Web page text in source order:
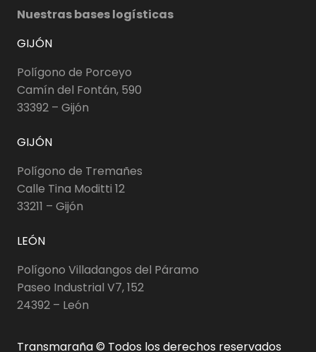
Nuestras bases logísticas
GIJÓN
Polígono de Porceyo
Camín del Fontán, 590
33392 – Gijón
GIJÓN
Polígono de Tremañes
Calle Tina Moditti 12
33211 – Gijón
LEÓN
Polígono Villadangos del Páramo
Paseo Industrial V7, 152
24392 – León
Transmaraña © Todos los derechos reservados